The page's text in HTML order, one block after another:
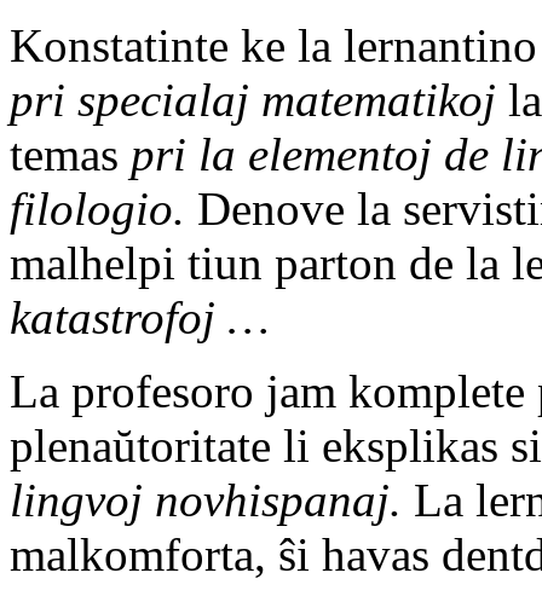
Konstatinte ke la
pri specialaj matematikoj
temas pri la elementoj de
filologio. Denove la
malhelpi tiun parton de la
katastrofoj …
La profesoro jam
plenaŭtoritate li eksplikas
lingvoj novhispanaj. La
malkomforta, ŝi havas